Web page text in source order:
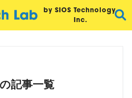
by SIOS Technology,
Inc.
記事一覧